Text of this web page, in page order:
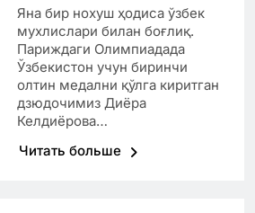
Яна бир нохуш ҳодиса ўзбек
мухлислари билан боғлиқ.
Париждаги Олимпиадада
Ўзбекистон учун биринчи
олтин медални қўлга киритган
дзюдочимиз Диёра
Келдиёрова…
Читать больше